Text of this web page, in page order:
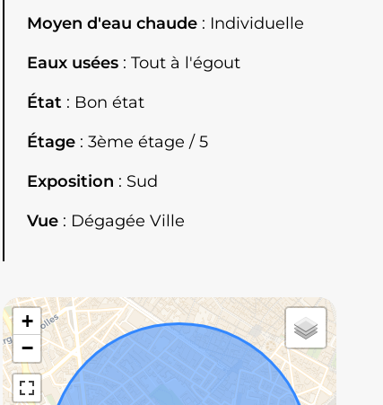
Moyen d'eau chaude
Individuelle
Eaux usées
Tout à l'égout
État
Bon état
Étage
3ème étage / 5
Exposition
Sud
Vue
Dégagée Ville
+
−